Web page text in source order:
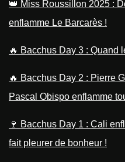
👑 Miss Roussillon 2025 :
enflamme Le Barcarès !
🔥 Bacchus Day 3 : Quand
🔥 Bacchus Day 2 : Pierre
Pascal Obispo enflamme
🍷 Bacchus Day 1 : Cali
fait pleurer de bonheur !